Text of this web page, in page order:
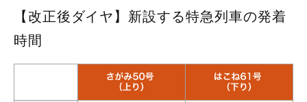
【改正後ダイヤ】新設する特急列車の発着
時間